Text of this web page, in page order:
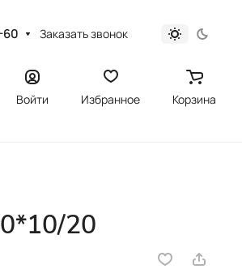
60 Заказать звонок
Войти Избранное Корзина
20